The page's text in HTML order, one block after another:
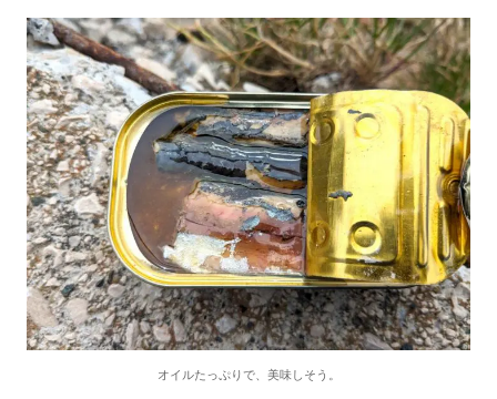
オイルたっぷりで、美味しそう。